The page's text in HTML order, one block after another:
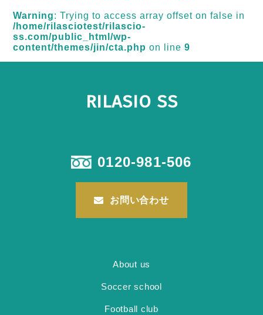
Warning: Trying to access array offset on false in
/home/rilasciotest/rilascio-
ss.com/public_html/wp-
content/themes/jin/cta.php on line9
RILASIO SS
0120-981-506
お問い合わせ
About us
Soccer school
Football club